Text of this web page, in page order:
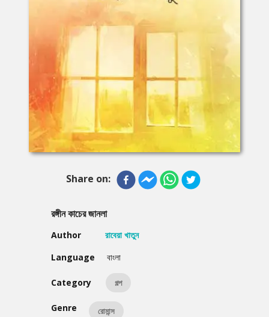
Share on:
রঙ্গীন কাচের জানলা
Author
রাবেয়া খাতুন
Language
বাংলা
Category গল্প
Genre রোমান্স